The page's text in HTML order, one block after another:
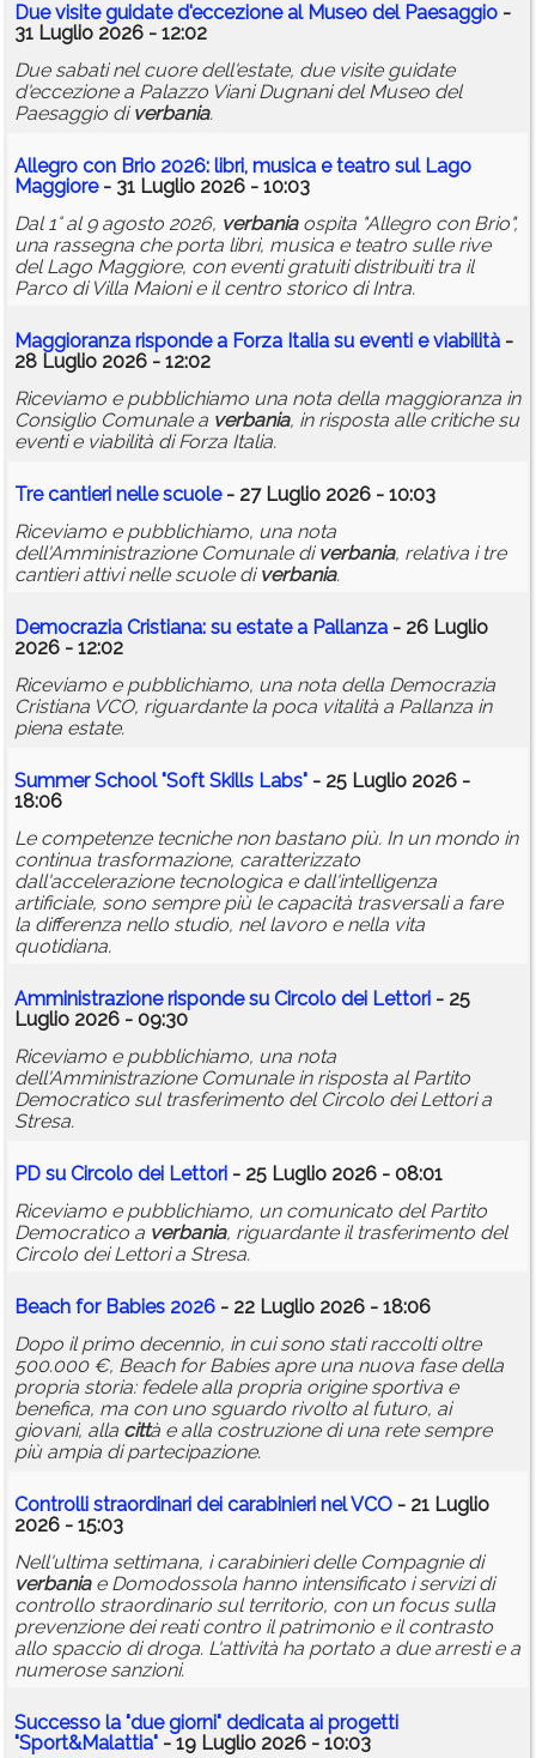
Due visite guidate d'eccezione al Museo del Paesaggio -
31 Luglio 2026 - 12:02
Due sabati nel cuore dell'estate, due visite guidate
d'eccezione a Palazzo Viani Dugnani del Museo del
Paesaggio di verbania.
Allegro con Brio 2026: libri, musica e teatro sul Lago
Maggiore- 31 Luglio 2026 - 10:03
Dal 1° al 9 agosto 2026, verbaniaospita "Allegro con Brio",
una rassegna che porta libri, musica e teatro sulle rive
del Lago Maggiore, con eventi gratuiti distribuiti tra il
Parco di Villa Maioni e il centro storico di Intra.
Maggioranza risponde a Forza Italia su eventi e viabilità -
28 Luglio 2026 - 12:02
Riceviamo e pubblichiamo una nota della maggioranza in
Consiglio Comunale a verbania, in risposta alle critiche su
eventi e viabilità di Forza Italia.
Tre cantieri nelle scuole- 27 Luglio 2026 - 10:03
Riceviamo e pubblichiamo, una nota
dell'Amministrazione Comunale di verbania, relativa i tre
cantieri attivi nelle scuole di verbania.
Democrazia Cristiana: su estate a Pallanza - 26 Luglio
2026 - 12:02
Riceviamo e pubblichiamo, una nota della Democrazia
Cristiana VCO, riguardante la poca vitalità a Pallanza in
piena estate.
Summer School "Soft Skills Labs" - 25 Luglio 2026 -
18:06
Le competenze tecniche non bastano più. In un mondo in
continua trasformazione, caratterizzato
dall'accelerazione tecnologica e dall'intelligenza
artificiale, sono sempre più le capacità trasversali a fare
la differenza nello studio, nel lavoro e nella vita
quotidiana.
Amministrazione risponde su Circolo dei Lettori - 25
Luglio 2026 - 09:30
Riceviamo e pubblichiamo, una nota
dell'Amministrazione Comunale in risposta al Partito
Democratico sul trasferimento del Circolo dei Lettori a
Stresa.
PD su Circolo dei Lettori - 25 Luglio 2026 - 08:01
Riceviamo e pubblichiamo, un comunicato del Partito
Democratico a verbania, riguardante il trasferimento del
Circolo dei Lettori a Stresa.
Beach for Babies 2026 - 22 Luglio 2026 - 18:06
Dopo il primo decennio, in cui sono stati raccolti oltre
500.000 €, Beach for Babies apre una nuova fase della
propria storia: fedele alla propria origine sportiva e
benefica, ma con uno sguardo rivolto al futuro, ai
giovani, alla città e alla costruzione di una rete sempre
più ampia di partecipazione.
Controlli straordinari dei carabinieri nel VCO - 21 Luglio
2026 - 15:03
Nell'ultima settimana, i carabinieri delle Compagnie di
verbaniae Domodossola hanno intensificato i servizi di
controllo straordinario sul territorio, con un focus sulla
prevenzione dei reati contro il patrimonio e il contrasto
allo spaccio di droga. L'attività ha portato a due arresti e a
numerose sanzioni.
Successo la "due giorni" dedicata ai progetti
"Sport&Malattia" - 19 Luglio 2026 - 10:03